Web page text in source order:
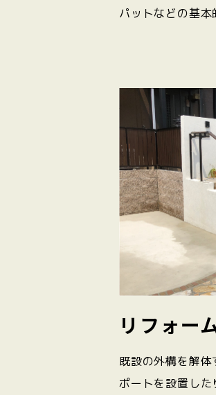
パットなどの基本
リフォー
既設の外構を解
ポートを設置した